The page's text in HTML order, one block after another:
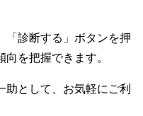
「診断する」ボタンを押
を把握できます。
助として、お気軽にご利